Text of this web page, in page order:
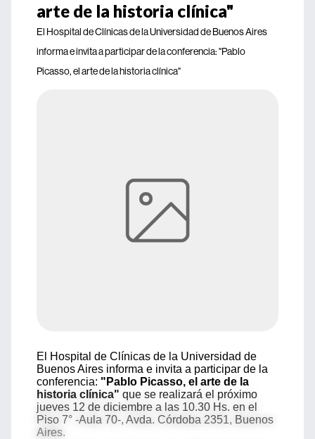
arte de la historia clínica"
El Hospital de Clínicas de la Universidad de Buenos Aires
informa e invita a participar de la conferencia: "Pablo
Picasso, el arte de la historia clínica"
El Hospital de Clínicas de la Universidad de
Buenos Aires informa e invita a participar de la
conferencia: "Pablo Picasso, el arte de la
historia clínica" que se realizará el próximo
jueves 12 de diciembre a las 10.30 Hs. en el
Piso 7° -Aula 70-, Avda. Córdoba 2351, Buenos
Aires.